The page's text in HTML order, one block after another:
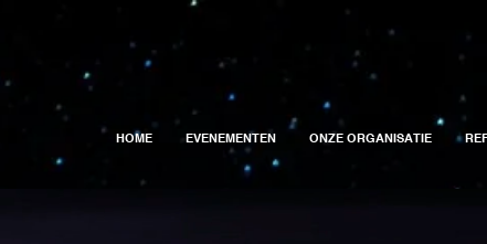
HOME EVENEMENTEN ONZE ORGANISATIE